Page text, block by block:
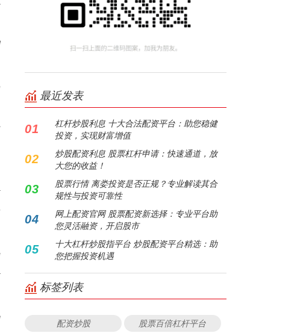
最近发表
01
杠杆炒股利息 十大合法配资平台：助您稳健
投资，实现财富增值
02
炒股配资利息 股票杠杆申请：快速通道，放
大您的收益！
03
股票行情 离娄投资是否正规？专业解读其合
规性与投资可靠性
04
网上配资官网 股票配资新选择：专业平台助
您灵活融资，开启股市
05
十大杠杆炒股指平台 炒股配资平台精选：助
您把握投资机遇
标签列表
配资炒股 股票百倍杠杆平台